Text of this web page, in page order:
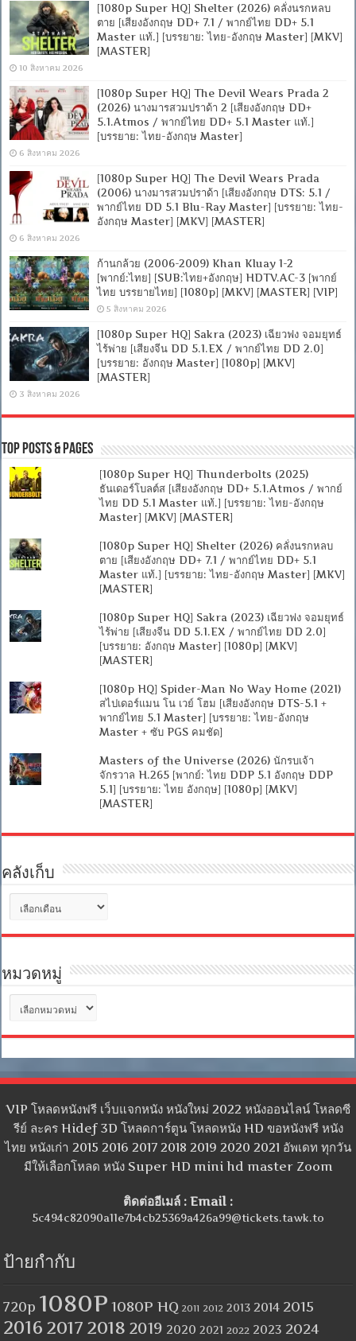
[1080p Super HQ] Shelter (2026) คลั่งนรกหลบ
ตาย [เสียงอังกฤษ DD+ 7.1 / พากย์ไทย DD+ 5.1
Master แท้.] [บรรยาย: ไทย-อังกฤษ Master] [MKV]
[MASTER]
10 สิงหาคม 2026
[1080p Super HQ] The Devil Wears Prada 2
(2026) นางมารสวมปราด้า 2 [เสียงอังกฤษ DD+
5.1.Atmos / พากย์ไทย DD+ 5.1 Master แท้.]
[บรรยาย: ไทย-อังกฤษ Master]
6 สิงหาคม 2026
[1080p Super HQ] The Devil Wears Prada
(2006) นางมารสวมปราด้า [เสียงอังกฤษ DTS: 5.1 /
พากย์ไทย DD 5.1 Blu-Ray Master] [บรรยาย: ไทย-
อังกฤษ Master] [MKV] [MASTER]
6 สิงหาคม 2026
ก้านกล้วย (2006-2009) Khan Kluay 1-2
[พากย์:ไทย] [SUB:ไทย+อังกฤษ] HDTV.AC-3 [พากย์
ไทย บรรยายไทย] [1080p] [MKV] [MASTER] [VIP]
5 สิงหาคม 2026
[1080p Super HQ] Sakra (2023) เฉียวฟง จอมยุทธ์
ไร้พ่าย [เสียงจีน DD 5.1.EX / พากย์ไทย DD 2.0]
[บรรยาย: อังกฤษ Master] [1080p] [MKV]
[MASTER]
3 สิงหาคม 2026
Top Posts & Pages
[1080p Super HQ] Thunderbolts (2025)
ธันเดอร์โบลต์ส [เสียงอังกฤษ DD+ 5.1.Atmos / พากย์
ไทย DD 5.1 Master แท้.] [บรรยาย: ไทย-อังกฤษ
Master] [MKV] [MASTER]
[1080p Super HQ] Shelter (2026) คลั่งนรกหลบ
ตาย [เสียงอังกฤษ DD+ 7.1 / พากย์ไทย DD+ 5.1
Master แท้.] [บรรยาย: ไทย-อังกฤษ Master] [MKV]
[MASTER]
[1080p Super HQ] Sakra (2023) เฉียวฟง จอมยุทธ์
ไร้พ่าย [เสียงจีน DD 5.1.EX / พากย์ไทย DD 2.0]
[บรรยาย: อังกฤษ Master] [1080p] [MKV]
[MASTER]
[1080p HQ] Spider-Man No Way Home (2021)
สไปเดอร์แมน โน เวย์ โฮม [เสียงอังกฤษ DTS-5.1 +
พากย์ไทย 5.1 Master] [บรรยาย: ไทย-อังกฤษ
Master + ซับ PGS คมชัด]
Masters of the Universe (2026) นักรบเจ้า
จักรวาล H.265 [พากย์: ไทย DDP 5.1 อังกฤษ DDP
5.1] [บรรยาย: ไทย อังกฤษ] [1080p] [MKV]
[MASTER]
คลังเก็บ
เก็บ
หมวดหมู่
หมู่
VIP โหลดหนังฟรี เว็บแจกหนัง หนังใหม่ 2022 หนังออนไลน์ โหลดซี
รีย์ ละคร Hidef 3D โหลดการ์ตูน โหลดหนัง HD ขอหนังฟรี หนัง
ไทย หนังเก่า 2015 2016 2017 2018 2019 2020 2021 อัพเดท ทุกวัน
มีให้เลือกโหลด หนัง Super HD mini hd master Zoom
ติดต่ออีเมล์ : Email :
5c494c82090a11e7b4cb25369a426a99@tickets.tawk.to
ป้ายกำกับ
720p 1080P 1080P HQ 2011 2012 2013 2014 2015
2016 2017 2018 2019 2020 2021 2022 2023 2024